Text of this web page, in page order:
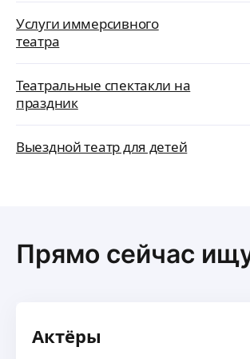
Услуги иммерсивного
театра
Театральные спектакли на
праздник
Выездной театр для детей
Прямо сейчас
Актёры